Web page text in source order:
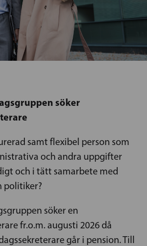
söker
samt flexibel person som
och andra uppgifter
och i tätt samarbete med
politiker?
söker en
fr.o.m. augusti 2026 då
går i pension. Till